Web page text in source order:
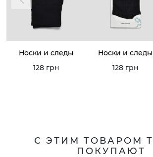
Носки и следы
128 грн
Носки и следы
128 грн
С ЭТИМ ТОВАРОМ
ПОКУПАЮТ